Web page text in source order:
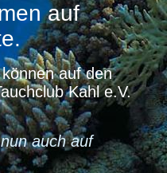
auf
auf den
Kahl e.V.
auch auf